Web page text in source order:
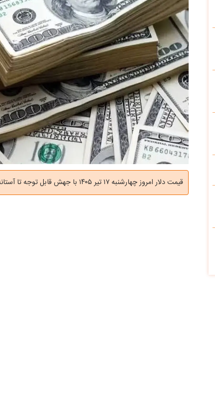
قیمت دلار امروز چهارشنبه ۱۷ تیر ۱۴۰۵ با جهش قابل توجه تا آستانه ۱۸۰ هزار تومان افزایش یافت.